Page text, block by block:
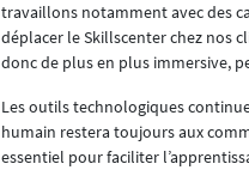
travaillons notamment avec des
déplacer le Skillscenter chez nos
donc de plus en plus immersive,
Les outils technologiques
humain restera toujours aux
essentiel pour faciliter